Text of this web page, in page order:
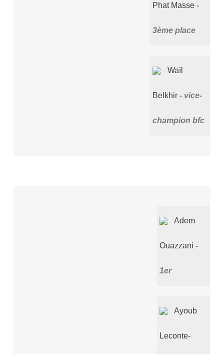
Phat Masse
3ème place
Waïl
Belkhir vice-
champion bfc
Adem
Ouazzani
1er
Ayoub
Leconte-